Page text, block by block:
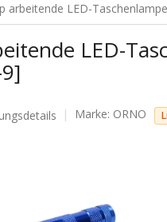
arbeitende LED-
LED-
Marke: ORNO